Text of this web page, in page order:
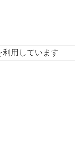
用しています